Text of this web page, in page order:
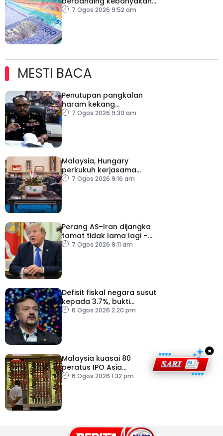
mata wang utama, stabil
7 Ogos 2026 9:52 am
MESTI BACA
Penutupan pangkalan
haram kekang
penyeludupan di
7 Ogos 2026 9:30 am
Malaysia, Hungary
perkukuh kerjasama
sektor pertanian
7 Ogos 2026 9:16 am
Perang AS–Iran dijangka
tamat tidak lama lagi –
Trump
7 Ogos 2026 9:11 am
Defisit fiskal negara susut
kepada 3.7%, bukti
keyakinan pelabur masih
6 Ogos 2026 2:20 pm
Malaysia kuasai 80
peratus IPO Asia
Tenggara, kumpul AS$1.4
6 Ogos 2026 1:32 pm
×